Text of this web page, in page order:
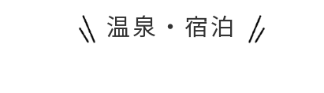
温泉・宿泊